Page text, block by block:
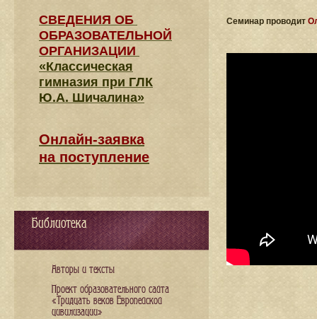
Cеминар проводит
СВЕДЕНИЯ​ ОБ
ОБРАЗОВАТЕЛЬНОЙ
ОРГАНИЗАЦИИ
«Классическая
гимназия при ГЛК
Ю.А. Шичалина»
Онлайн-заявка
на поступление
Библиотека
Авторы и тексты
Проект образовательного сайта
«Тридцать веков Европейской
цивилизации»